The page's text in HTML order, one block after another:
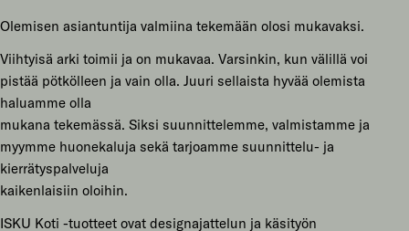
Olemisen asiantuntija valmiina tekemään olosi mukavaksi.
Viihtyisä arki toimii ja on mukavaa. Varsinkin, kun välillä voi
pistää pötkölleen ja vain olla. Juuri sellaista hyvää olemista
haluamme olla
mukana tekemässä. Siksi suunnittelemme, valmistamme ja
myymme huonekaluja sekä tarjoamme suunnittelu- ja
kierrätyspalveluja
kaikenlaisiin oloihin.
ISKU Koti -tuotteet ovat designajattelun ja käsityön